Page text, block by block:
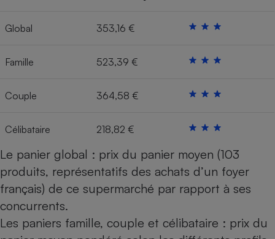
Global 353,16 €
Famille 523,39 €
Couple 364,58 €
Célibataire 218,82 €
Le panier global : prix du panier moyen (103
produits, représentatifs des achats d’un foyer
français) de ce supermarché par rapport à ses
concurrents.
Les paniers famille, couple et célibataire : prix du